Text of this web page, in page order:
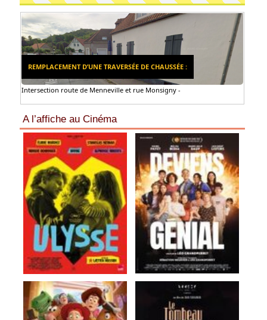
REMPLACEMENT D’UNE TRAVERSÉE DE CHAUSSÉE :
Intersection route de Menneville et rue Monsigny -
A l’affiche au Cinéma